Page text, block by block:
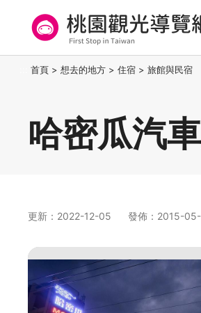
要
桃園觀光導覽網
首頁 > 想去的地方 > 住宿 > 旅館與民宿
哈密瓜汽
更新：2022-12-05 發佈：2015-